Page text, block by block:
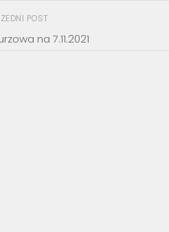
POST
na 7.11.2021